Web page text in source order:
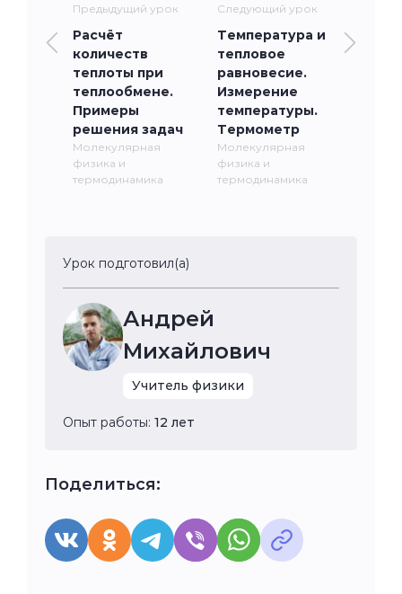
Предыдущий урок
Расчёт
количеств
теплоты при
теплообмене.
Примеры
решения задач
Молекулярная
физика и
термодинамика
Следующий урок
Температура и
тепловое
равновесие.
Измерение
температуры.
Термометр
Молекулярная
физика и
термодинамика
Урок подготовил(а)
Андрей
Михайлович
Учитель физики
Опыт работы: 12 лет
Поделиться: